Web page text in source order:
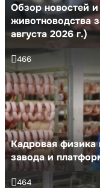
Обзор новостей
животноводства
августа 2026 г.)
Кадровая
завода и
466
464